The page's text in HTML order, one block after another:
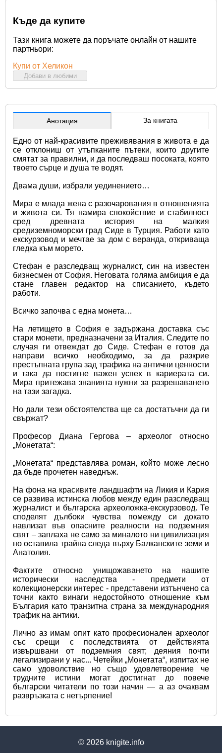
Къде да купите
Тази книга можете да поръчате онлайн от нашите
партньори:
Купи от Хеликон
Добави в любими
Анотация За книгата
Едно от най-красивите преживявания в живота е да
се отклониш от утъпканите пътеки, които другите
смятат за правилни, и да последваш посоката, която
твоето сърце и душа те водят.
Двама души, избрали уединението…
Мира е млада жена с разочарования в отношенията
и живота си. Тя намира спокойствие и стабилност
сред древната история на малкия
средиземноморски град Сиде в Турция. Работи като
екскурзовод и мечтае за дом с веранда, откриваща
гледка към морето.
Стефан е разследващ журналист, син на известен
бизнесмен от София. Неговата голяма амбиция е да
стане главен редактор на списанието, където
работи.
Всичко започва с една монета…
На летището в София е задържана доставка със
стари монети, предназначени за Италия. Следите по
случая ги отвеждат до Сиде. Стефан е готов да
направи всичко необходимо, за да разкрие
престъпната група зад трафика на антични ценности
и така да постигне важен успех в кариерата си.
Мира притежава знанията нужни за разрешаването
на тази загадка.
Но дали тези обстоятелства ще са достатъчни да ги
свържат?
Професор Диана Гергова – археолог относно
„Монетата“:
„Монетата“ представлява роман, който може лесно
да бъде прочетен наведнъж.
На фона на красивите ландшафти на Ликия и Кария
се развива истинска любов между един разследващ
журналист и българска археоложка-екскурзовод. Те
споделят дълбоки чувства помежду си докато
навлизат във опасните реалности на подземния
свят – заплаха не само за миналото ни цивилизация
но оставила трайна следа върху Балканските земи и
Анатолия.
Фактите относно унищожаването на нашите
исторически наследства - предмети от
колекционерски интерес - представени изтънчено са
точни както винаги недостойното отношение към
България като транзитна страна за международния
трафик на антики.
Лично аз имам опит като професионален археолог
със срещи с последствията от действията
извършвани от подземния свят; деяния почти
легализирани у нас... Четейки „Монетата“, изпитах не
само удоволствие но също удовлетворение че
трудните истини могат достигнат до повече
български читатели по този начин — а аз очаквам
развръзката с нетърпение!
© 2026 knigite.info